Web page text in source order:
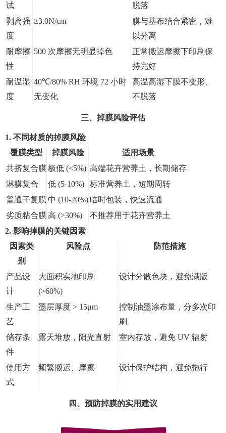
试
脱落
剥离强
度
≥3.0N/cm
膜与基布结合紧密，难
以分离
耐摩擦
性
500 次摩擦无明显掉色
正常搬运摩擦下印刷保
持完好
耐温湿
度
40℃/80% RH 环境 72 小时
无变化
高温高湿下膜不变形、
不脱落
三、掉膜风险评估
1. 不同材质的掉膜风险
覆膜类型
掉膜风险
适用场景
共挤复合膜极低 (<5%) 高端花卉营养土，长期储存
淋膜复合
低 (5-10%)
标准营养土，短期周转
普通干复膜 中 (10-20%) 临时包装，快速流通
劣质粘合膜高 (>30%)
不推荐用于花卉营养土
2. 影响掉膜的关键因素
因素类
别
风险点 防范措施
产品设
计
大面积实地印刷
(>60%)
设计分散色块，避免满版
生产工
艺
墨层厚度 > 15μm
控制油墨涂布量，分多次印
刷
储存条
件
露天堆放，阳光直射 室内存放，避免 UV 辐射
使用方
式
频繁搬运、摩擦 设计保护结构，避免拖行
四、预防掉膜的实用建议